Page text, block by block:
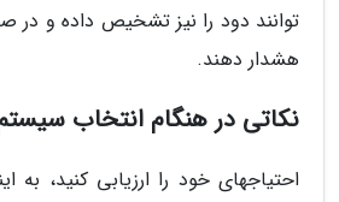
توانند دود را نیز تشخیص داده و
هشدار دهند.
نکاتی در هنگام انتخاب
احتیاجهای خود را ارزیابی کنید،